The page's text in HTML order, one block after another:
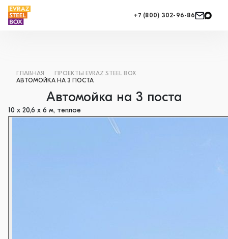
+7 (800) 302-96-86
ГЛАВНАЯ
ПРОЕКТЫ EVRAZ STEEL BOX
АВТОМОЙКА НА 3 ПОСТА
Автомойка на 3 поста
10 х 20,6 х 6 м, теплое